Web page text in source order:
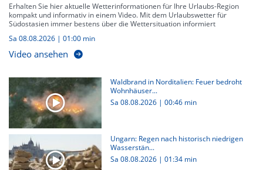
Erhalten Sie hier aktuelle Wetterinformationen für Ihre Urlaubs-Region
kompakt und informativ in einem Video. Mit dem Urlaubswetter für
Südostasien immer bestens über die Wettersituation informiert
Sa 08.08.2026 | 01:00 min
Video ansehen
Waldbrand in Norditalien: Feuer bedroht
Wohnhäuser...
Sa 08.08.2026 |00:46 min
Ungarn: Regen nach historisch niedrigen
Wasserstän...
Sa 08.08.2026 |01:34 min